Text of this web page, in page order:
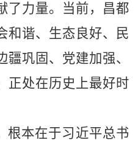
了力量。当前，昌都
和谐、生态良好、民
巩固、党建加强、
正处在历史上最好时
根本在于习近平总书